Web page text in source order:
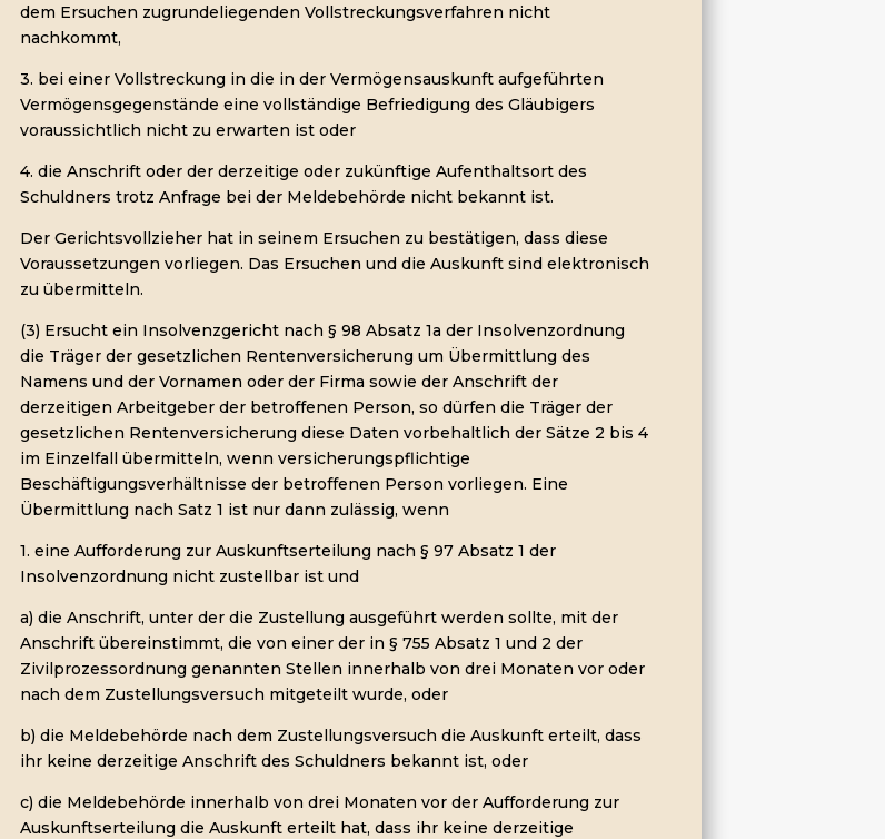
dem Ersuchen zugrundeliegenden Vollstreckungsverfahren nicht
nachkommt,
3. bei einer Vollstreckung in die in der Vermögensauskunft aufgeführten
Vermögensgegenstände eine vollständige Befriedigung des Gläubigers
voraussichtlich nicht zu erwarten ist oder
4. die Anschrift oder der derzeitige oder zukünftige Aufenthaltsort des
Schuldners trotz Anfrage bei der Meldebehörde nicht bekannt ist.
Der Gerichtsvollzieher hat in seinem Ersuchen zu bestätigen, dass diese
Voraussetzungen vorliegen. Das Ersuchen und die Auskunft sind elektronisch
zu übermitteln.
(3) Ersucht ein Insolvenzgericht nach § 98 Absatz 1a der Insolvenzordnung
die Träger der gesetzlichen Rentenversicherung um Übermittlung des
Namens und der Vornamen oder der Firma sowie der Anschrift der
derzeitigen Arbeitgeber der betroffenen Person, so dürfen die Träger der
gesetzlichen Rentenversicherung diese Daten vorbehaltlich der Sätze 2 bis 4
im Einzelfall übermitteln, wenn versicherungspflichtige
Beschäftigungsverhältnisse der betroffenen Person vorliegen. Eine
Übermittlung nach Satz 1 ist nur dann zulässig, wenn
1. eine Aufforderung zur Auskunftserteilung nach § 97 Absatz 1 der
Insolvenzordnung nicht zustellbar ist und
a) die Anschrift, unter der die Zustellung ausgeführt werden sollte, mit der
Anschrift übereinstimmt, die von einer der in § 755 Absatz 1 und 2 der
Zivilprozessordnung genannten Stellen innerhalb von drei Monaten vor oder
nach dem Zustellungsversuch mitgeteilt wurde, oder
b) die Meldebehörde nach dem Zustellungsversuch die Auskunft erteilt, dass
ihr keine derzeitige Anschrift des Schuldners bekannt ist, oder
c) die Meldebehörde innerhalb von drei Monaten vor der Aufforderung zur
Auskunftserteilung die Auskunft erteilt hat, dass ihr keine derzeitige